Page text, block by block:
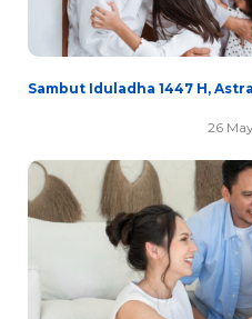
Sambut Iduladha 1447 H,
26